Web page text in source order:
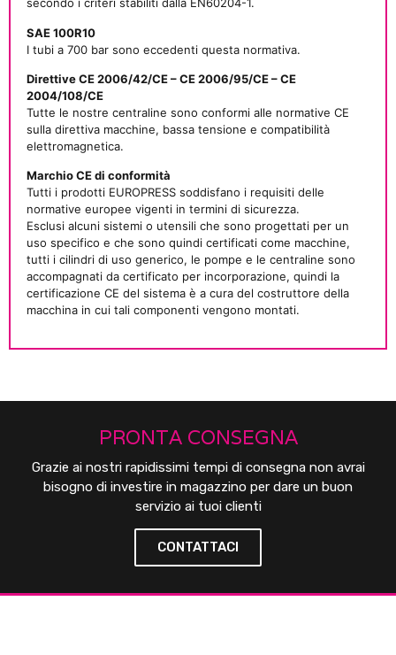
secondo i criteri stabiliti dalla EN60204-1.
SAE 100R10
I tubi a 700 bar sono eccedenti questa normativa.
Direttive CE 2006/42/CE – CE 2006/95/CE – CE
2004/108/CE
Tutte le nostre centraline sono conformi alle normative CE
sulla direttiva macchine, bassa tensione e compatibilità
elettromagnetica.
Marchio CE di conformità
Tutti i prodotti EUROPRESS soddisfano i requisiti delle
normative europee vigenti in termini di sicurezza.
Esclusi alcuni sistemi o utensili che sono progettati per un
uso specifico e che sono quindi certificati come macchine,
tutti i cilindri di uso generico, le pompe e le centraline sono
accompagnati da certificato per incorporazione, quindi la
certificazione CE del sistema è a cura del costruttore della
macchina in cui tali componenti vengono montati.
PRONTA CONSEGNA
Grazie ai nostri rapidissimi tempi di consegna non avrai
bisogno di investire in magazzino per dare un buon
servizio ai tuoi clienti
CONTATTACI